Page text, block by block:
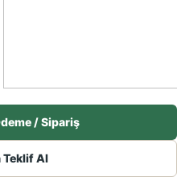
/ Sipariş
Teklif Al